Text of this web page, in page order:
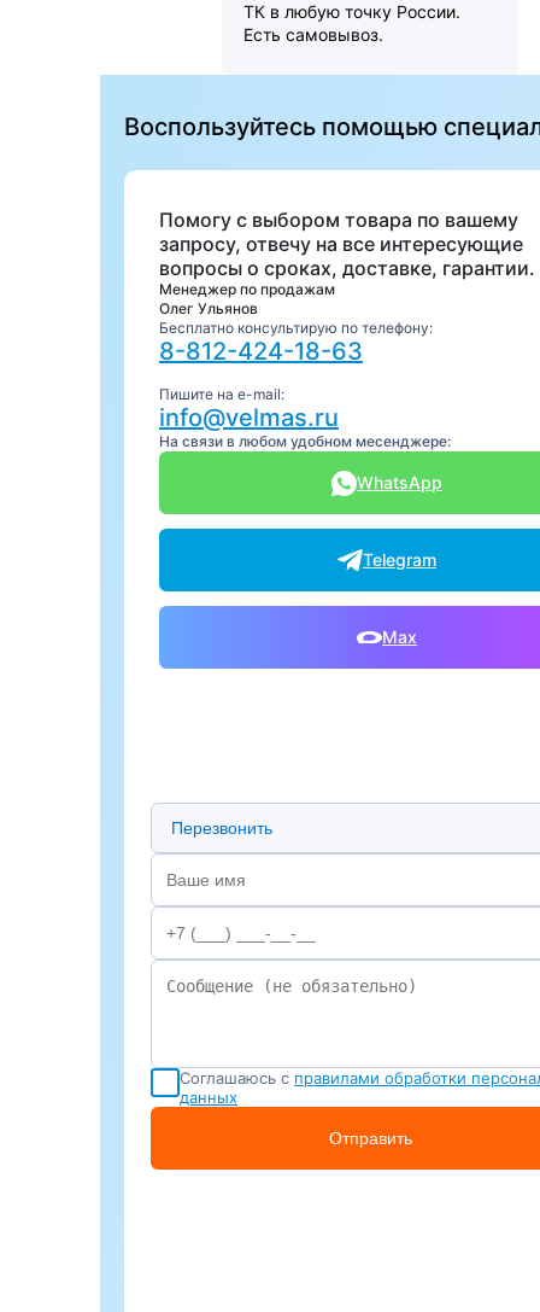
ТК в любую точку России.
Есть самовывоз.
Воспользуйтесь помощью
Помогу с выбором товара по вашему
запросу, отвечу на все интересующие
вопросы о сроках, доставке, гарантии.
Менеджер по продажам
Олег Ульянов
Бесплатно консультирую по телефону:
8-812-424-18-63
Пишите на e-mail:
info@velmas.ru
На связи в любом удобном месенджере:
WhatsApp
Telegram
Max
Предпочтительный способ связи
Соглашаюсь с правилами обработки
данных
Отправить